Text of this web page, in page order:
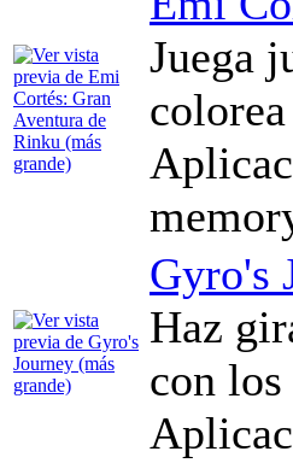
Juega
Gyro's
Haz
con